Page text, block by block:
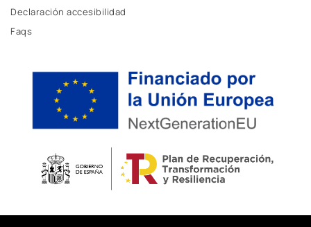
Declaración accesibilidad
Faqs